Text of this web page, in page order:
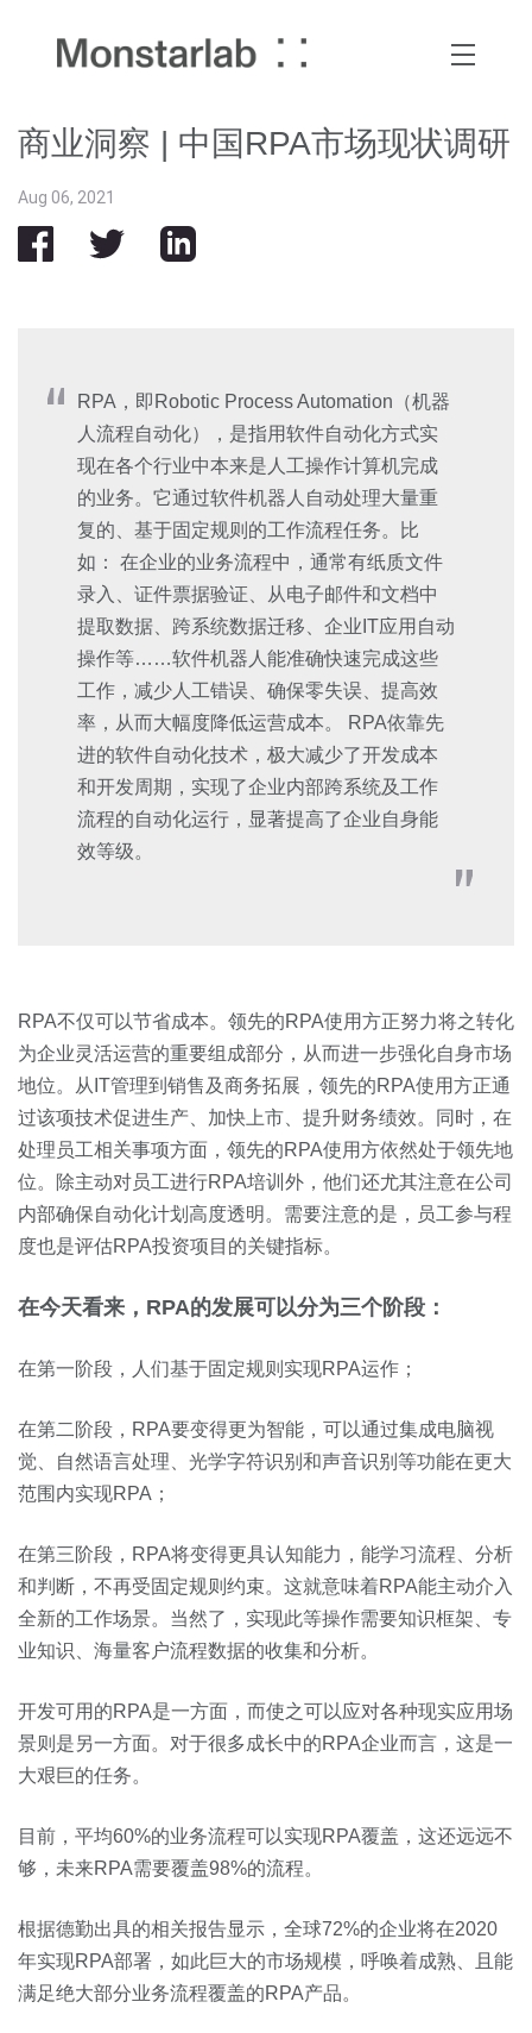
商业洞察 | 中国RPA市场现状调研
Aug 06, 2021
RPA，即Robotic Process Automation（机器
人流程自动化），是指用软件自动化方式实
现在各个行业中本来是人工操作计算机完成
的业务。它通过软件机器人自动处理大量重
复的、基于固定规则的工作流程任务。比
如： 在企业的业务流程中，通常有纸质文件
录入、证件票据验证、从电子邮件和文档中
提取数据、跨系统数据迁移、企业IT应用自动
操作等……软件机器人能准确快速完成这些
工作，减少人工错误、确保零失误、提高效
率，从而大幅度降低运营成本。 RPA依靠先
进的软件自动化技术，极大减少了开发成本
和开发周期，实现了企业内部跨系统及工作
流程的自动化运行，显著提高了企业自身能
效等级。
RPA不仅可以节省成本。领先的RPA使用方正努力将之转化
为企业灵活运营的重要组成部分，从而进一步强化自身市场
地位。从IT管理到销售及商务拓展，领先的RPA使用方正通
过该项技术促进生产、加快上市、提升财务绩效。同时，在
处理员工相关事项方面，领先的RPA使用方依然处于领先地
位。除主动对员工进行RPA培训外，他们还尤其注意在公司
内部确保自动化计划高度透明。需要注意的是，员工参与程
度也是评估RPA投资项目的关键指标。
在今天看来，RPA的发展可以分为三个阶段：
在第一阶段，人们基于固定规则实现RPA运作；
在第二阶段，RPA要变得更为智能，可以通过集成电脑视
觉、自然语言处理、光学字符识别和声音识别等功能在更大
范围内实现RPA；
在第三阶段，RPA将变得更具认知能力，能学习流程、分析
和判断，不再受固定规则约束。这就意味着RPA能主动介入
全新的工作场景。当然了，实现此等操作需要知识框架、专
业知识、海量客户流程数据的收集和分析。
开发可用的RPA是一方面，而使之可以应对各种现实应用场
景则是另一方面。对于很多成长中的RPA企业而言，这是一
大艰巨的任务。
目前，平均60%的业务流程可以实现RPA覆盖，这还远远不
够，未来RPA需要覆盖98%的流程。
根据德勤出具的相关报告显示，全球72%的企业将在2020
年实现RPA部署，如此巨大的市场规模，呼唤着成熟、且能
满足绝大部分业务流程覆盖的RPA产品。